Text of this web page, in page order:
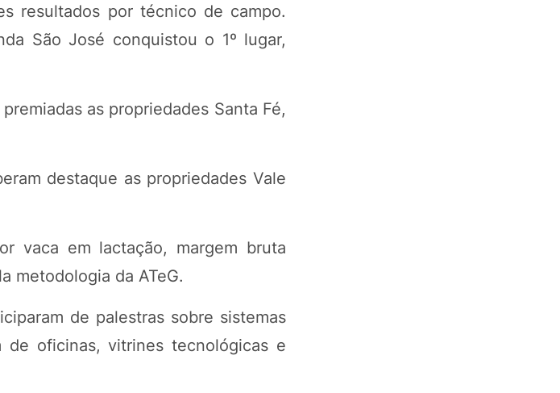
resultados por técnico de campo.
São José conquistou o 1º lugar,
as propriedades Santa Fé,
destaque as propriedades Vale
vaca em lactação, margem bruta
metodologia da ATeG.
de palestras sobre sistemas
de oficinas, vitrines tecnológicas e